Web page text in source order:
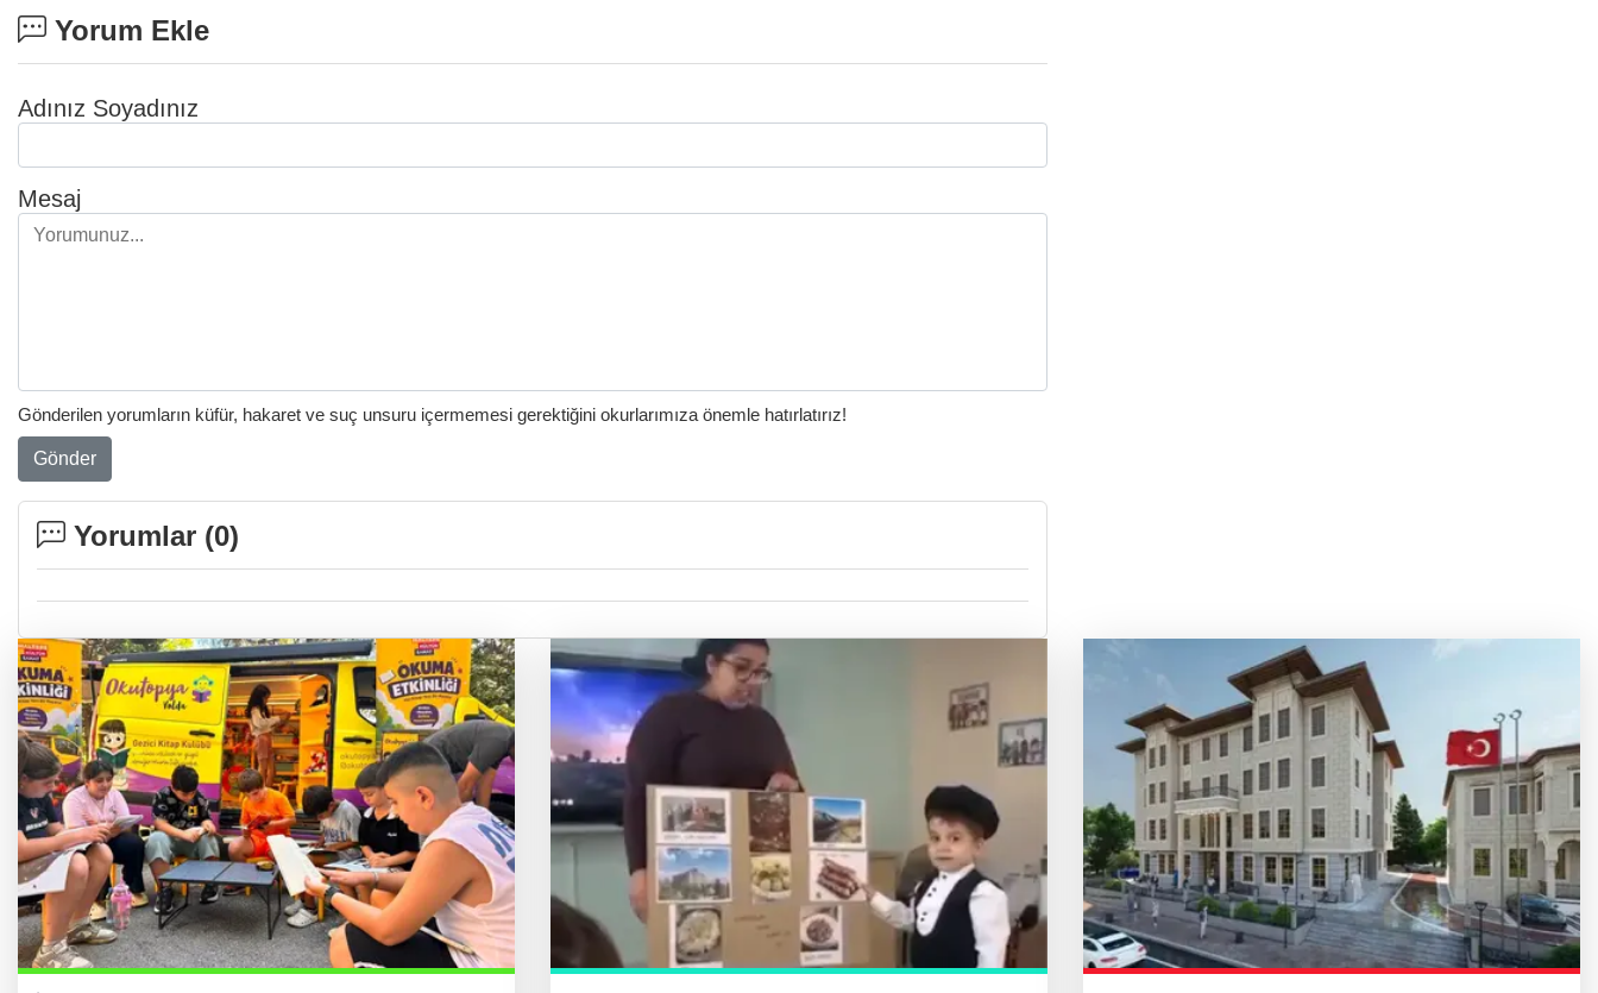
Yorum Ekle
Adınız Soyadınız
Mesaj
Gönderilen yorumların küfür, hakaret ve suç unsuru içermemesi gerektiğini okurlarımıza önemle hatırlatırız!
Gönder
Yorumlar (0)